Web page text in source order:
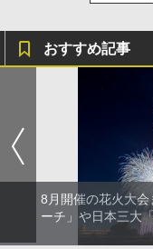
おすすめ記事
8月開催の花火大
ーチ」や日本三大